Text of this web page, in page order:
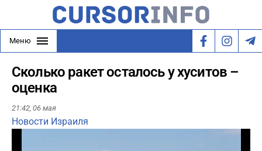
Меню
Сколько ракет осталось у хуситов –
оценка
21:42, 06 мая
Новости Израиля